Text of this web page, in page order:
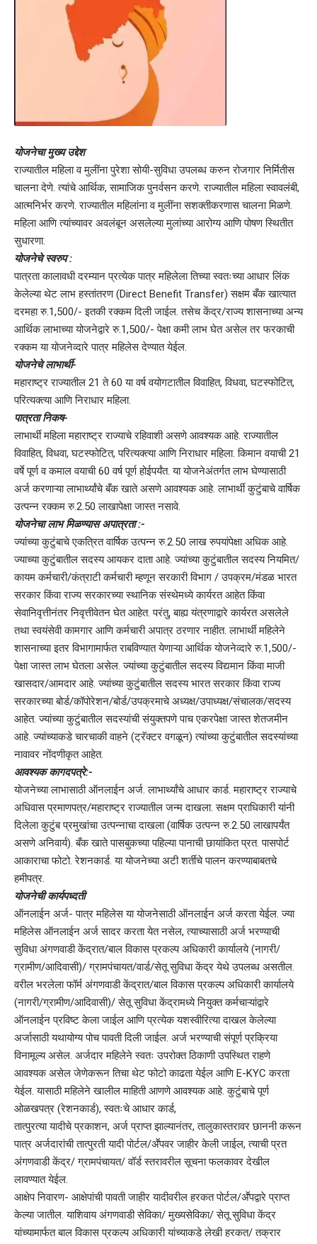
योजनेचा मुख्य उद्देश
राज्यातील महिला व मुलींना पुरेशा सोयी-सुविधा उपलब्ध करुन रोजगार निर्मितीस
चालना देणे. त्यांचे आर्थिक, सामाजिक पुनर्वसन करणे. राज्यातील महिला स्वावलंबी,
आत्मनिर्भर करणे. राज्यातील महिलांना व मुलींना सशक्तीकरणास चालना मिळणे.
महिला आणि त्यांच्यावर अवलंबून असलेल्या मुलांच्या आरोग्य आणि पोषण स्थितीत
सुधारणा.
योजनेचे स्वरुप :
पात्रता कालावधी दरम्यान प्रत्येक पात्र महिलेला तिच्या स्वतःच्या आधार लिंक
केलेल्या थेट लाभ हस्तांतरण (Direct Benefit Transfer) सक्षम बँक खात्यात
दरमहा रु.1,500/- इतकी रक्कम दिली जाईल. तसेच केंद्र/राज्य शासनाच्या अन्य
आर्थिक लाभाच्या योजनेद्वारे रु.1,500/- पेक्षा कमी लाभ घेत असेल तर फरकाची
रक्कम या योजनेव्दारे पात्र महिलेस देण्यात येईल.
योजनेचे लाभार्थी-
महाराष्ट्र राज्यातील 21 ते 60 या वर्ष वयोगटातील विवाहित, विधवा, घटस्फोटित,
परित्यक्त्या आणि निराधार महिला.
पात्रता निकष-
लाभार्थी महिला महाराष्ट्र राज्याचे रहिवाशी असणे आवश्यक आहे. राज्यातील
विवाहित, विधवा, घटस्फोटित, परित्यक्त्या आणि निराधार महिला. किमान वयाची 21
वर्षे पूर्ण व कमाल वयाची 60 वर्ष पूर्ण होईपर्यंत. या योजनेअंतर्गत लाभ घेण्यासाठी
अर्ज करणाऱ्या लाभार्थ्यांचे बँक खाते असणे आवश्यक आहे. लाभार्थी कुटुंबाचे वार्षिक
उत्पन्न रक्कम रु.2.50 लाखापेक्षा जास्त नसावे.
योजनेचा लाभ मिळण्यास अपात्रता :-
ज्यांच्या कुटुंबाचे एकत्रित वार्षिक उत्पन्न रु.2.50 लाख रुपयांपेक्षा अधिक आहे.
ज्याच्या कुटुंबातील सदस्य आयकर दाता आहे. ज्यांच्या कुटुंबातील सदस्य नियमित/
कायम कर्मचारी/कंत्राटी कर्मचारी म्हणून सरकारी विभाग / उपक्रम/मंडळ भारत
सरकार किंवा राज्य सरकारच्या स्थानिक संस्थेमध्ये कार्यरत आहेत किंवा
सेवानिवृत्तीनंतर निवृत्तीवेतन घेत आहेत. परंतु, बाह्य यंत्रणाद्वारे कार्यरत असलेले
तथा स्वयंसेवी कामगार आणि कर्मचारी अपात्र ठरणार नाहीत. लाभार्थी महिलेने
शासनाच्या इतर विभागामार्फत राबविण्यात येणाऱ्या आर्थिक योजनेव्दारे रु.1,500/-
पेक्षा जास्त लाभ घेतला असेल. ज्यांच्या कुटुंबातील सदस्य विद्यमान किंवा माजी
खासदार/आमदार आहे. ज्यांच्या कुटुंबातील सदस्य भारत सरकार किंवा राज्य
सरकारच्या बोर्ड/कॉपोरेशन/बोर्ड/उपक्रमाचे अध्यक्ष/उपाध्यक्ष/संचालक/सदस्य
आहेत. ज्यांच्या कुटुंबातील सदस्यांची संयुक्तपणे पाच एकरपेक्षा जास्त शेतजमीन
आहे. ज्यांच्याकडे चारचाकी वाहने (ट्रॅक्टर वगळून) त्यांच्या कुटुंबातील सदस्यांच्या
नावावर नोंदणीकृत आहेत.
आवश्यक कागदपत्रे:-
योजनेच्या लाभासाठी ऑनलाईन अर्ज. लाभार्थ्यांचे आधार कार्ड. महाराष्ट्र राज्याचे
अधिवास प्रमाणपत्र/महाराष्ट्र राज्यातील जन्म दाखला. सक्षम प्राधिकारी यांनी
दिलेला कुटुंब प्रमुखांचा उत्पन्नाचा दाखला (वार्षिक उत्पन्न रु.2.50 लाखापर्यंत
असणे अनिवार्य). बँक खाते पासबुकच्या पहिल्या पानाची छायांकित प्रत. पासपोर्ट
आकाराचा फोटो. रेशनकार्ड. या योजनेच्या अटी शर्तीचे पालन करण्याबाबतचे
हमीपत्र.
योजनेची कार्यपध्दती
ऑनलाईन अर्ज- पात्र महिलेस या योजनेसाठी ऑनलाईन अर्ज करता येईल. ज्या
महिलेस ऑनलाईन अर्ज सादर करता येत नसेल, त्याच्यासाठी अर्ज भरण्याची
सुविधा अंगणवाडी केंद्रात/बाल विकास प्रकल्प अधिकारी कार्यालये (नागरी/
ग्रामीण/आदिवासी)/ ग्रामपंचायत/वार्ड/सेतू सुविधा केंद्र येथे उपलब्ध असतील.
वरील भरलेला फॉर्म अंगणवाडी केंद्रात/बाल विकास प्रकल्प अधिकारी कार्यालये
(नागरी/ग्रामीण/आदिवासी)/ सेतू सुविधा केंद्रामध्ये नियुक्त कर्मचाऱ्यांद्वारे
ऑनलाईन प्रविष्ट केला जाईल आणि प्रत्येक यशस्वीरित्या दाखल केलेल्या
अर्जासाठी यथायोग्य पोच पावती दिली जाईल. अर्ज भरण्याची संपूर्ण प्रक्रिया
विनामूल्य असेल. अर्जदार महिलेने स्वतः उपरोक्त ठिकाणी उपस्थित राहणे
आवश्यक असेल जेणेकरून तिचा थेट फोटो काढता येईल आणि E-KYC करता
येईल. यासाठी महिलेने खालील माहिती आणणे आवश्यक आहे. कुटुंबाचे पूर्ण
ओळखपत्र (रेशनकार्ड), स्वतःचे आधार कार्ड,
तात्पुरत्या यादीचे प्रकाशन, अर्ज प्राप्त झाल्यानंतर, तालुकास्तरावर छाननी करून
पात्र अर्जदारांची तात्पुरती यादी पोर्टल/अॕपवर जाहीर केली जाईल, त्याची प्रत
अंगणवाडी केंद्र/ ग्रामपंचायत/ वॉर्ड स्तरावरील सूचना फलकावर देखील
लावण्यात येईल.
आक्षेप निवारण- आक्षेपांची पावती जाहीर यादीवरील हरकत पोर्टल/अॕपद्वारे प्राप्त
केल्या जातील. याशिवाय अंगणवाडी सेविका/ मुख्यसेविका/ सेतू सुविधा केंद्र
यांच्यामार्फत बाल विकास प्रकल्प अधिकारी यांच्याकडे लेखी हरकत/ तक्रार